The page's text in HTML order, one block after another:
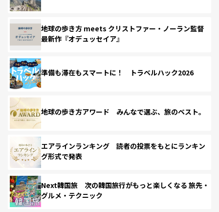
地球の歩き方 meets クリストファー・ノーラン監督
最新作『オデュッセイア』
準備も滞在もスマートに！ トラベルハック2026
地球の歩き方アワード みんなで選ぶ、旅のベスト。
エアラインランキング 読者の投票をもとにランキン
グ形式で発表
Next韓国旅 次の韓国旅行がもっと楽しくなる 旅先・
グルメ・テクニック